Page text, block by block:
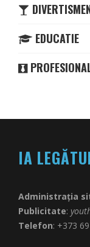
EDUCATIE
IA
Administrația
Publicitate:
Telefon: +373